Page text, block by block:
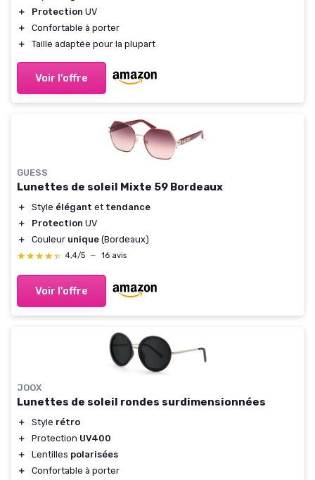
＋
Protection UV
＋
Confortable à porter
＋
Taille adaptée pour la plupart
Voir l'offre
GUESS
Lunettes de soleil Mixte 59 Bordeaux
＋ Style élégant et tendance
＋
Protection UV
＋
Couleur unique (Bordeaux)
★★★★★
★★★★★ 4,4/5 — 16 avis
Voir l'offre
JOOX
Lunettes de soleil rondes surdimensionnées
＋ Style rétro
＋
Protection UV400
＋
Lentilles polarisées
＋
Confortable à porter